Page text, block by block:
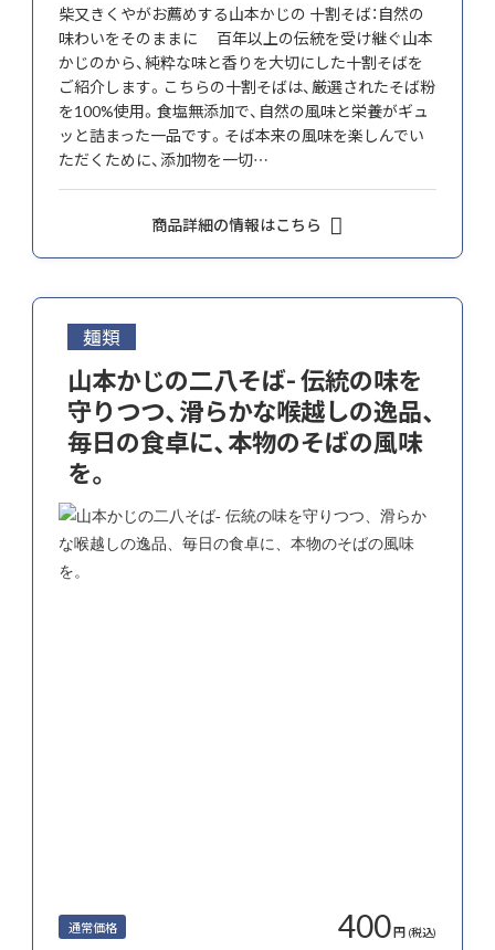
柴又きくやがお薦めする山本かじの 十割そば：自然の
味わいをそのままに 百年以上の伝統を受け継ぐ山本
かじのから、純粋な味と香りを大切にした十割そばを
ご紹介します。こちらの十割そばは、厳選されたそば粉
を100%使用。食塩無添加で、自然の風味と栄養がギュ
ッと詰まった一品です。そば本来の風味を楽しんでい
ただくために、添加物を一切…
商品詳細の情報はこちら
麺類
山本かじの二八そば- 伝統の味を
守りつつ、滑らかな喉越しの逸品、
毎日の食卓に、本物のそばの風味
を。
通常価格 400円 (税込)